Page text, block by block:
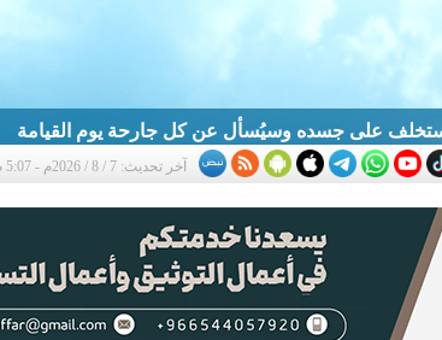
على جسده وسيُسأل عن كل جارحة يوم القيامة
آخر تحديث: 7 / 8 / 2026م - 5:07 م